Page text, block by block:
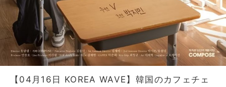
【04月16日 KOREA WAVE】韓国のカフェチェ